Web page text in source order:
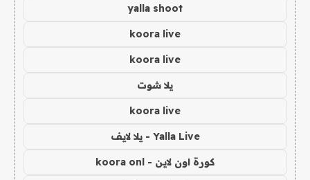
yalla shoot
koora live
koora live
يلا شوت
koora live
Yalla Live - يلا لايف
كورة اون لاين - koora onl